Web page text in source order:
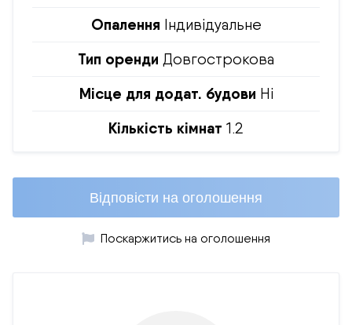
Опалення Індивідуальне
Тип оренди Довгострокова
Місце для додат. будови Ні
Кількість кімнат 1.2
Відповісти на оголошення
Поскаржитись на оголошення